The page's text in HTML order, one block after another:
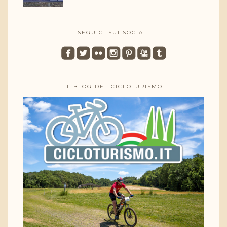
SEGUICI SUI SOCIAL!
roundedfacebookroundedtwitterbirdroundedflickrroundedinstagramroundedpinterestroundedyoutuberoundedtumblr
IL BLOG DEL CICLOTURISMO